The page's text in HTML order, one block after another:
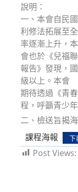
說明：
一、本會自民
利修法拓展至
率逐漸上升，本
會也於《兒福
報告》發現，
級以上。本會
期待透過《青
程，呼籲青少
二、檢送旨揭
課程海報
下
Post Views: